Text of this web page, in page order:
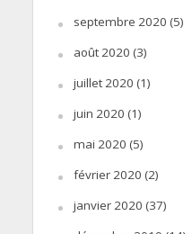
septembre 2020 (5)
août 2020 (3)
juillet 2020 (1)
juin 2020 (1)
mai 2020 (5)
février 2020 (2)
janvier 2020 (37)